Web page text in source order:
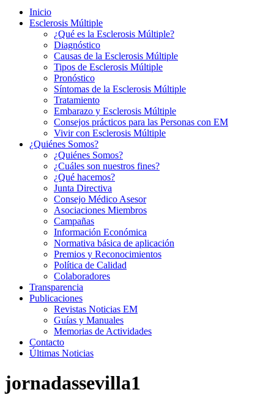
Inicio
Esclerosis Múltiple
¿Qué es la Esclerosis Múltiple?
Diagnóstico
Causas de la Esclerosis Múltiple
Tipos de Esclerosis Múltiple
Pronóstico
Síntomas de la Esclerosis Múltiple
Tratamiento
Embarazo y Esclerosis Múltiple
Consejos prácticos para las Personas con EM
Vivir con Esclerosis Múltiple
¿Quiénes Somos?
¿Quiénes Somos?
¿Cuáles son nuestros fines?
¿Qué hacemos?
Junta Directiva
Consejo Médico Asesor
Asociaciones Miembros
Campañas
Información Económica
Normativa básica de aplicación
Premios y Reconocimientos
Política de Calidad
Colaboradores
Transparencia
Publicaciones
Revistas Noticias EM
Guías y Manuales
Memorias de Actividades
Contacto
Últimas Noticias
jornadassevilla1